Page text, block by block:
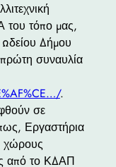
του τόπο μας,
Δήμου
συναυλία
.
σε
Εργαστήρια
χώρους
από το ΚΔΑΠ